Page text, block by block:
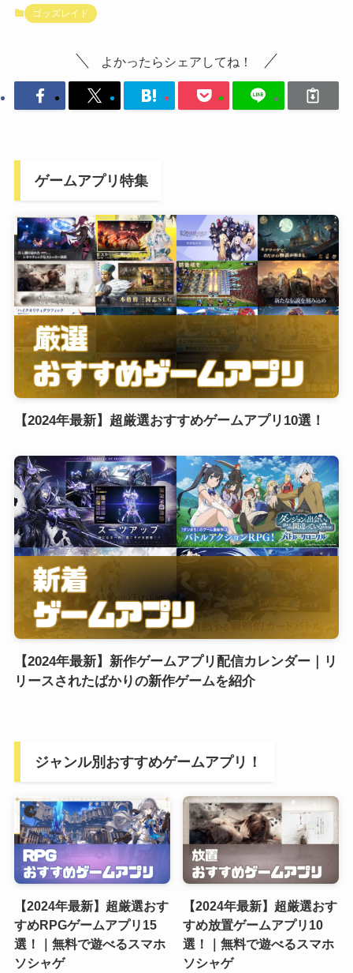
ゴッズレイド
よかったらシェアしてね！
ゲームアプリ特集
【2024年最新】超厳選おすすめゲームアプリ10選！
【2024年最新】新作ゲームアプリ配信カレンダー｜リ
リースされたばかりの新作ゲームを紹介
ジャンル別おすすめゲームアプリ！
【2024年最新】超厳選おす
すめRPGゲームアプリ15
選！｜無料で遊べるスマホ
ソシャゲ
【2024年最新】超厳選おす
すめ放置ゲームアプリ10
選！｜無料で遊べるスマホ
ソシャゲ